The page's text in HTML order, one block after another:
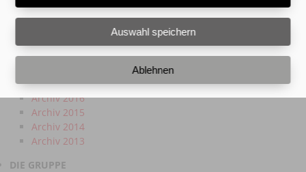
Archiv 2022
Archiv 2019
Archiv 2017
Archiv 2016
Archiv 2015
Archiv 2014
Archiv 2013
DIE GRUPPE
Lebensdauer
1 Jahr
Auswahl speichern
Ablehnen